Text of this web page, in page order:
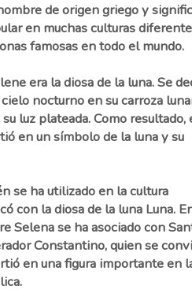
de origen griego y
en muchas culturas
famosas en todo el mundo.
era la diosa de la luna. Se
nocturno en su carroza
luz plateada. Como resultado,
en un símbolo de la luna y su
se ha utilizado en la cultura
con la diosa de la luna Luna.
Selena se ha asociado con
Constantino, quien se
en una figura importante en